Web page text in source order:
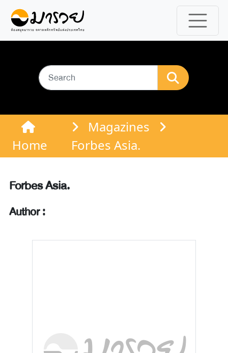
Home
Magazines
Forbes Asia.
Forbes Asia.
Author :